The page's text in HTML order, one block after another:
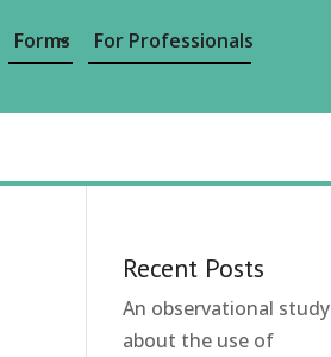
Forms For Professionals
Recent Posts
An observational study
about the use of